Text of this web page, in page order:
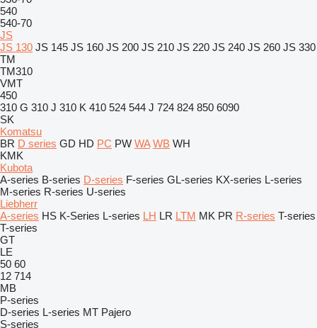
540
540-70
JS
JS 130 JS 145 JS 160 JS 200 JS 210 JS 220 JS 240 JS 260 JS 330
TM
TM310
VMT
450
310 G 310 J 310 K 410 524 544 J 724 824 850 6090
SK
Komatsu
BR D series GD HD PC PW WA WB WH
KMK
Kubota
A-series B-series D-series F-series GL-series KX-series L-series
M-series R-series U-series
Liebherr
A-series HS K-Series L-series LH LR LTM MK PR R-series T-series
T-series
GT
LE
50 60
12 714
MB
P-series
D-series L-series MT Pajero
S-series